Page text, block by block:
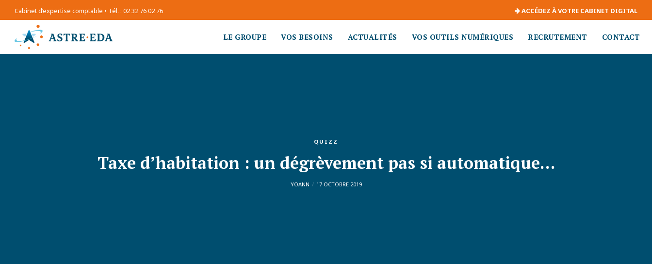
Cabinet d’expertise comptable • Tél. : 02 32 76 02 76 ACCÉDEZ À VOTRE CABINET DIGITAL
LE GROUPE VOS BESOINS ACTUALITÉS VOS OUTILS NUMÉRIQUES RECRUTEMENT CONTACT
QUIZZ
Taxe d’habitation : un dégrèvement pas si automatique…
YOANN 17 OCTOBRE 2019